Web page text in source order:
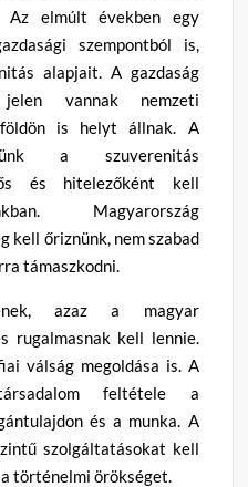
Az elmúlt években egy
szempontból is,
alapjait. A gazdaság
jelen vannak nemzeti
is helyt állnak. A
a szuverenitás
és hitelezőként kell
Magyarország
kell őriznünk, nem szabad
támaszkodni.
azaz a magyar
rugalmasnak kell lennie.
válság megoldása is. A
feltétele a
és a munka. A
szolgáltatásokat kell
történelmi örökséget.